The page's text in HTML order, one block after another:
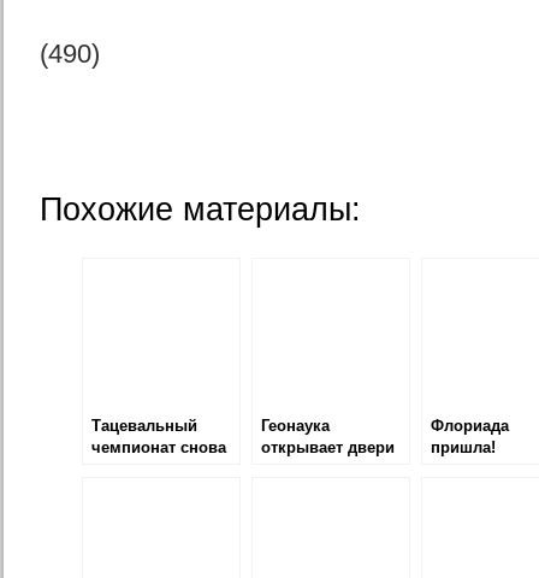
(490)
Похожие материалы:
Тацевальный
чемпионат снова
Геонаука
открывает двери
Флориада
пришла!